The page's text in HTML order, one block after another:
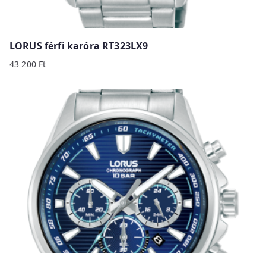
LORUS férfi karóra RT323LX9
43 200 Ft